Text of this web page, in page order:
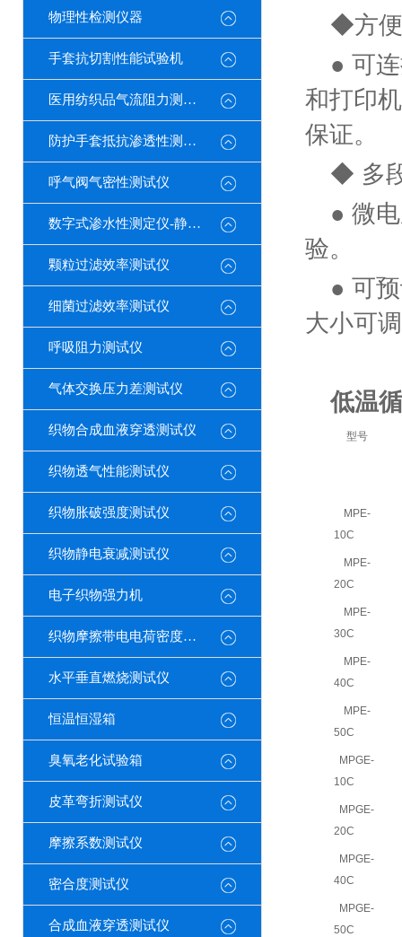
物理性检测仪器
手套抗切割性能试验机
医用纺织品气流阻力测试仪
防护手套抵抗渗透性测定仪
呼气阀气密性测试仪
数字式渗水性测定仪-静水压
颗粒过滤效率测试仪
细菌过滤效率测试仪
呼吸阻力测试仪
气体交换压力差测试仪
织物合成血液穿透测试仪
织物透气性能测试仪
织物胀破强度测试仪
织物静电衰减测试仪
电子织物强力机
织物摩擦带电电荷密度测试仪
水平垂直燃烧测试仪
恒温恒湿箱
臭氧老化试验箱
皮革弯折测试仪
摩擦系数测试仪
密合度测试仪
合成血液穿透测试仪
◆方便
● 可
和打印
保证。
◆ 多
● 微
验。
● 可
大小可
低温
型号
MPE-
10C
MPE-
20C
MPE-
30C
MPE-
40C
MPE-
50C
MPGE-
10C
MPGE-
20C
MPGE-
40C
MPGE-
50C